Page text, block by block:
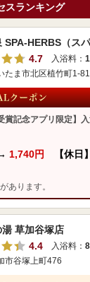
スランキング
SPA-HERBS（スパ
4.7
入浴料：
たま市北区植竹町1-
賞記念アプリ限定】
1,740円 【休日】
あります。
草加谷塚店
4.4
入浴料：
市谷塚上町476